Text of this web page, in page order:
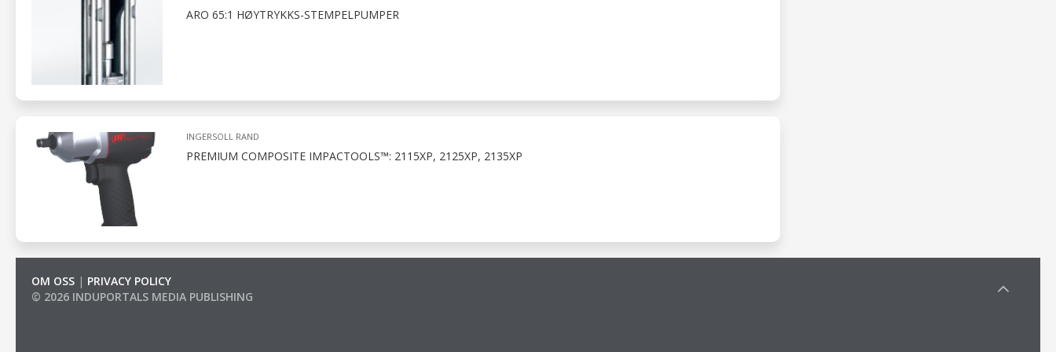
ARO 65:1 HØYTRYKKS-STEMPELPUMPER
INGERSOLL RAND
PREMIUM COMPOSITE IMPACTOOLS™: 2115XP, 2125XP, 2135XP
OM OSS | PRIVACY POLICY
© 2026 INDUPORTALS MEDIA PUBLISHING